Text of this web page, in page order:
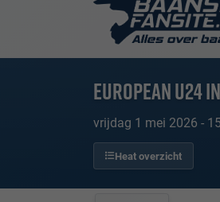
European U24
vrijdag 1 mei 2026 -
Heat overzicht